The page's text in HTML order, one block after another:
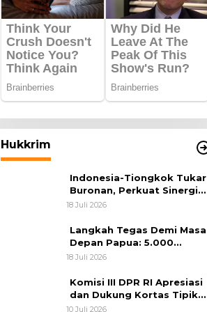
Hukkrim
Indonesia-Tiongkok Tukar
Buronan, Perkuat Sinergi
Penegakan Hukum Lintas
18 Juli 2026
Langkah Tegas Demi Masa
Depan Papua: 5.000
Batang Ganja Berhasil
Habema
18 Juli 2026
Komisi III DPR RI Apresiasi
dan Dukung Kortas Tipikor
Polri Usut Dugaan Korupsi
10 Juli 2026